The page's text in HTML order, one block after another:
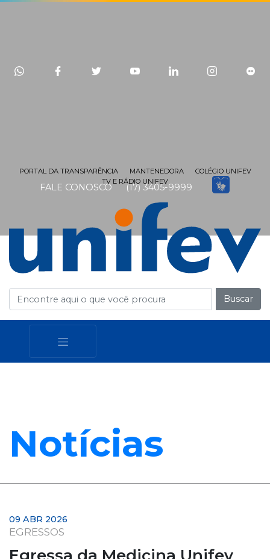
FALE CONOSCO (17) 3405-9999
PORTAL DA TRANSPARÊNCIA MANTENEDORA
COLÉGIO UNIFEV
TV E RÁDIO UNIFEV
Buscar
Notícias
09 ABR 2026
EGRESSOS